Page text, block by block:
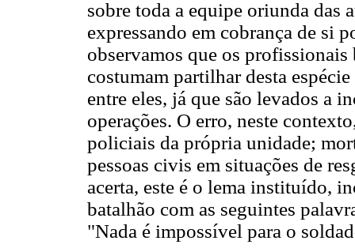
sobre toda a equipe oriunda das
expressando em cobrança de si
observamos que os
costumam partilhar desta
entre eles, já que são levados a
operações. O erro, neste
policiais da própria unidade;
pessoas civis em situações de
acerta, este é o lema instituído,
batalhão com as seguintes
"Nada é impossível para o